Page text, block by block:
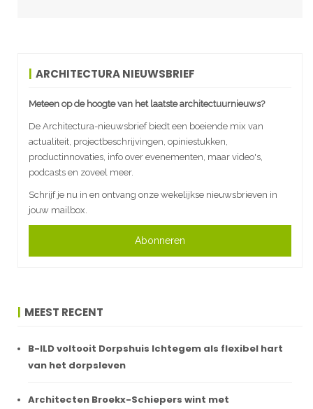
ARCHITECTURA NIEUWSBRIEF
Meteen op de hoogte van het laatste architectuurnieuws?
De Architectura-nieuwsbrief biedt een boeiende mix van
actualiteit, projectbeschrijvingen, opiniestukken,
productinnovaties, info over evenementen, maar video's,
podcasts en zoveel meer.
Schrijf je nu in en ontvang onze wekelijkse nieuwsbrieven in
jouw mailbox.
Abonneren
MEEST RECENT
B-ILD voltooit Dorpshuis Ichtegem als flexibel hart
van het dorpsleven
Architecten Broekx-Schiepers wint met